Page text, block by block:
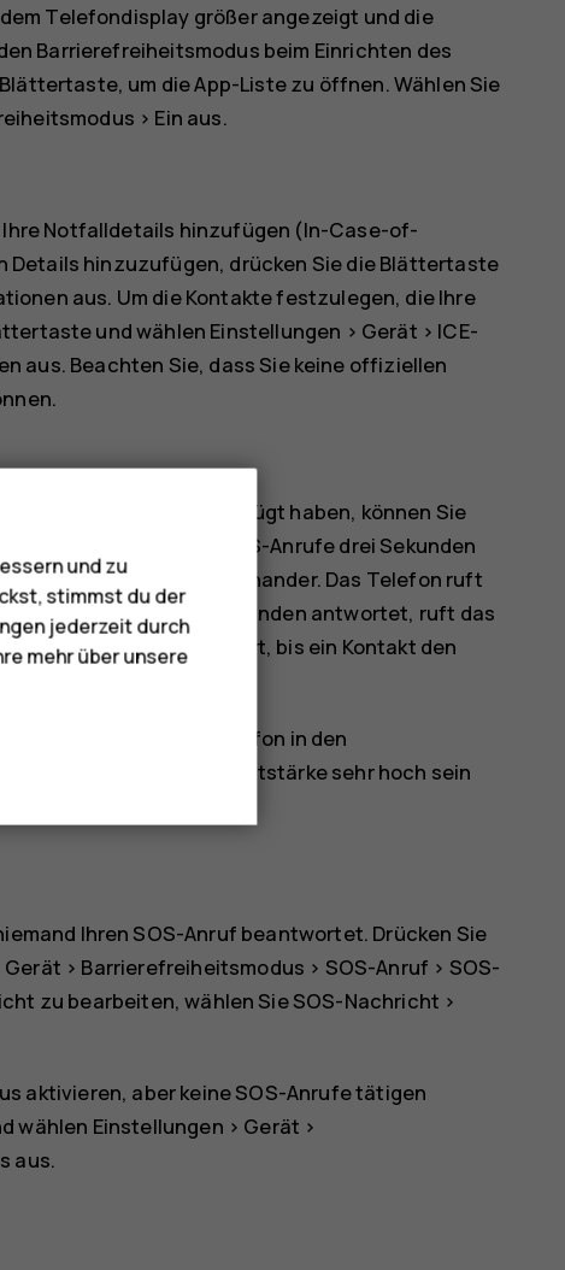
Telefondisplay größer angezeigt und die
Barrierefreiheitsmodus beim Einrichten des
um die App-Liste zu öffnen. Wählen Sie
> Ein aus.
Ihre Notfalldetails hinzufügen (In-Case-of-
Details hinzuzufügen, drücken Sie die Blättertaste
aus. Um die Kontakte festzulegen, die Ihre
und wählen Einstellungen > Gerät > ICE-
aus. Beachten Sie, dass Sie keine offiziellen
ICE-Kontakte hinzugefügt haben, können Sie
Sie die Taste für SOS-Anrufe drei Sekunden
zweimal schnell hintereinander. Das Telefon ruft
innerhalb von 25 Sekunden antwortet, ruft das
10 Mal durchgeführt, bis ein Kontakt den
wird, wechselt das Telefon in den
an Ihr Ohr, da die Lautstärke sehr hoch sein
Ihren SOS-Anruf beantwortet. Drücken Sie
Gerät > Barrierefreiheitsmodus > SOS-Anruf > SOS-
zu bearbeiten, wählen SieSOS-Nachricht >
aktivieren, aber keine SOS-Anrufe tätigen
wählen Einstellungen > Gerät >
aus.
und zu
stimmst du der
jederzeit durch
mehr über unsere